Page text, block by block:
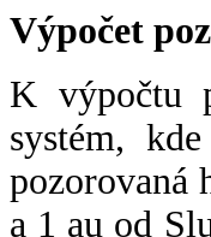
Výpočet
K výpočtu
systém, kde
pozorovaná
a 1 au od